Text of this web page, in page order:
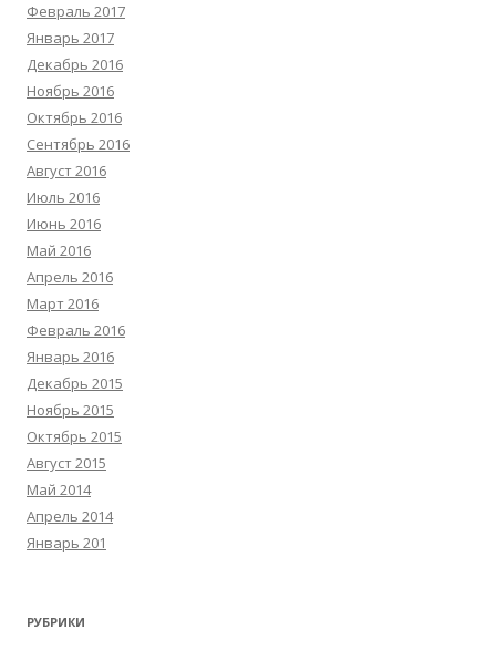
Февраль 2017
Январь 2017
Декабрь 2016
Ноябрь 2016
Октябрь 2016
Сентябрь 2016
Август 2016
Июль 2016
Июнь 2016
Май 2016
Апрель 2016
Март 2016
Февраль 2016
Январь 2016
Декабрь 2015
Ноябрь 2015
Октябрь 2015
Август 2015
Май 2014
Апрель 2014
Январь 201
РУБРИКИ